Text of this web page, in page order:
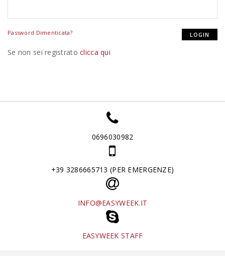
Password Dimenticata?
Se non sei registratoclicca qui
0696030982
+39 3286665713 (PER EMERGENZE)
INFO@EASYWEEK.IT
EASYWEEK STAFF